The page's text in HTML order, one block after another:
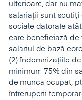
ulterioare, dar nu
salariaţii sunt scutiţi
sociale datorate
care beneficiază de
salariul de bază
(2) Indemnizaţiile
minimum 75% din
de munca ocupat,
întreruperii